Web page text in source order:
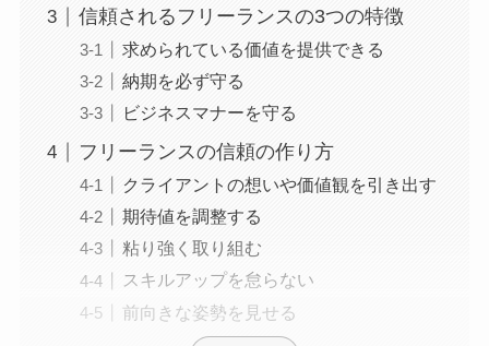
信頼されるフリーランスの3つの特徴
求められている価値を提供できる
納期を必ず守る
ビジネスマナーを守る
フリーランスの信頼の作り方
クライアントの想いや価値観を引き出す
期待値を調整する
粘り強く取り組む
スキルアップを怠らない
前向きな姿勢を見せる